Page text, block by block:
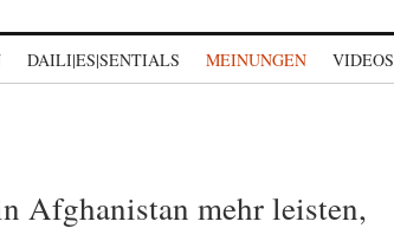
DAILI|ES|SENTIALS MEINUNGEN VIDEOS
Afghanistan mehr leisten,